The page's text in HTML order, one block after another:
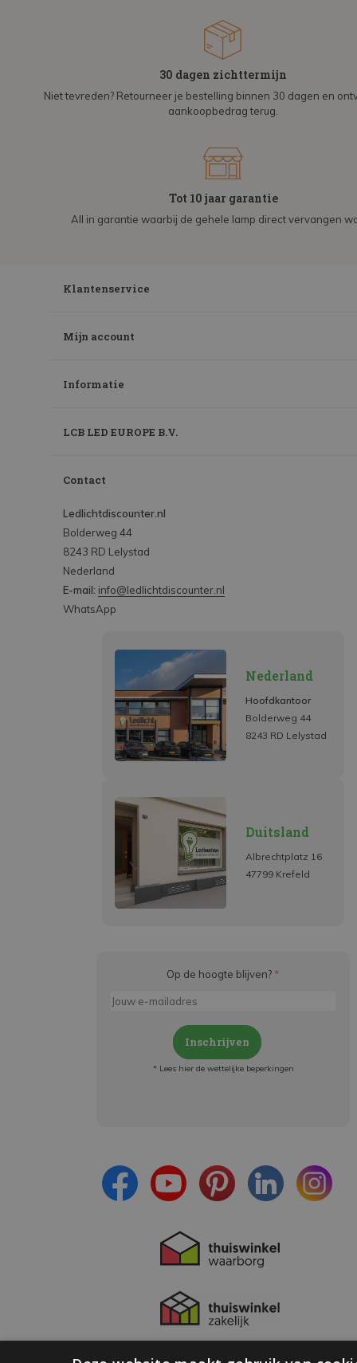
30 dagen zichttermijn
Niet tevreden? Retourneer je bestelling binnen 30 dagen en
aankoopbedrag terug.
Tot 10 jaar garantie
All in garantie waarbij de gehele lamp direct vervangen
Klantenservice
Mijn account
Informatie
LCB LED EUROPE B.V.
Contact
Ledlichtdiscounter.nl
Bolderweg 44
8243 RD Lelystad
Nederland
E-mail: info@ledlichtdiscounter.nl
WhatsApp
Nederland
Hoofdkantoor
Bolderweg 44
8243 RD Lelystad
Duitsland
Albrechtplatz 16
47799 Krefeld
Op de hoogte blijven? *
Inschrijven
* Lees hier de wettelijke beperkingen